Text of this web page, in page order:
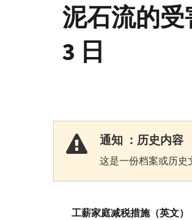
泥石流的受
3 日
通知 ：历史内容
这是一份档案或历史
工薪家庭减税措施（英文）